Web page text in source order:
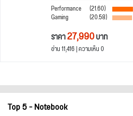
Performance
(21.60)
Gaming (20.58)
ราคา27,990บาท
อ่าน 11,416 | ความเห็น 0
Top 5 - Notebook